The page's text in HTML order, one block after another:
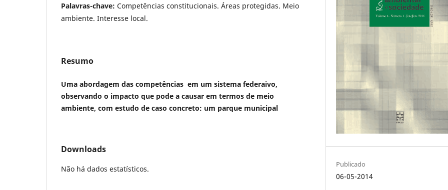
Palavras-chave: Competências constitucionais. Áreas protegidas. Meio
ambiente. Interesse local.
Resumo
Uma abordagem das competências em um sistema federaivo,
observando o impacto que pode a causar em termos de meio
ambiente, com estudo de caso concreto: um parque municipal
Downloads
Não há dados estatísticos. Publicado
06-05-2014